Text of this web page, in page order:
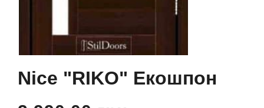
Nice "RIKO" Екошпон